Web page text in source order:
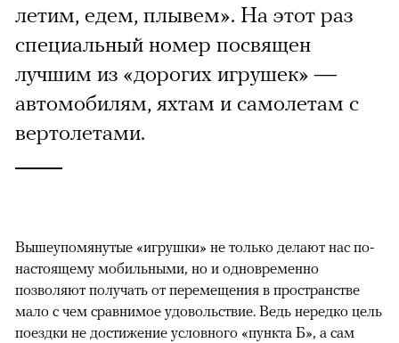
летим, едем, плывем». На этот раз
специальный номер посвящен
лучшим из «дорогих игрушек» —
автомобилям, яхтам и самолетам с
вертолетами.
Вышеупомянутые «игрушки» не только делают нас по-
настоящему мобильными, но и одновременно
позволяют получать от перемещения в пространстве
мало с чем сравнимое удовольствие. Ведь нередко цель
поездки не достижение условного «пункта Б», а сам